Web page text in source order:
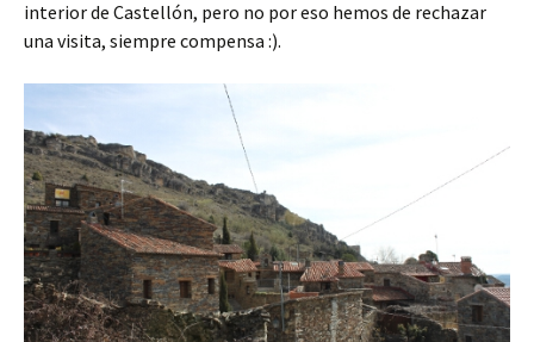
interior de Castellón, pero no por eso hemos de rechazar
una visita, siempre compensa :).